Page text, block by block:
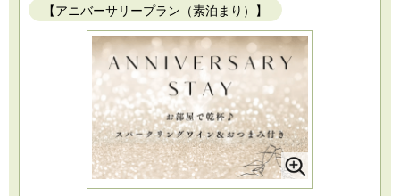
【アニバーサリープラン（素泊まり）】